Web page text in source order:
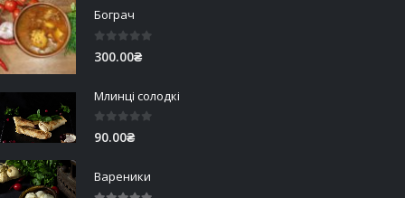
Бограч
300.00₴
Млинці солодкі
0 out of 5
90.00₴
Вареники